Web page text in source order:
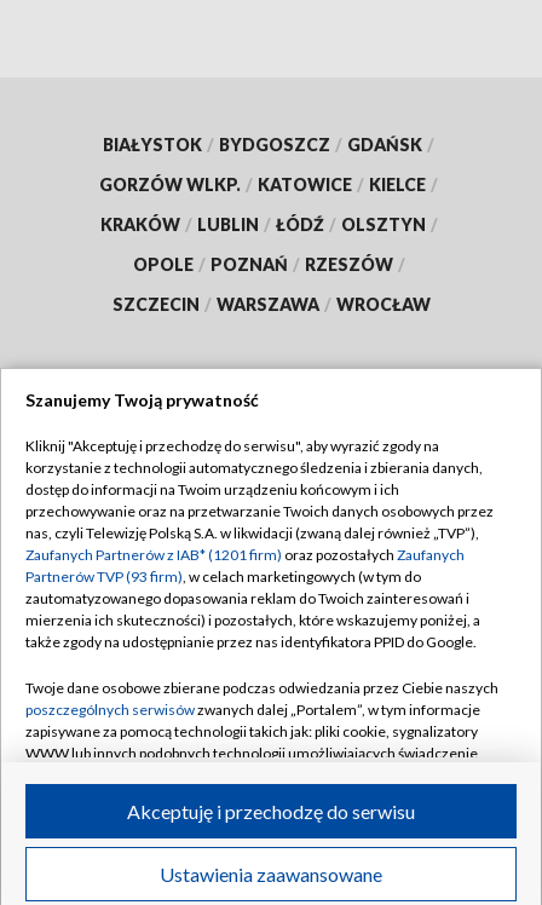
BIAŁYSTOK / BYDGOSZCZ / GDAŃSK /
GORZÓW WLKP. / KATOWICE / KIELCE /
KRAKÓW / LUBLIN / ŁÓDŹ / OLSZTYN /
OPOLE / POZNAŃ / RZESZÓW /
SZCZECIN / WARSZAWA / WROCŁAW
TVP
Abonament TVP
Emisja w TVP
Centrum informacji TVP
Naziemna Telewizja Cyfrowa
Rada Programowa
System NOS
Informacje o nadawcy
Program dla prasy
Ogłoszenie przetargowe
Regulamin TVP
Polityka prywatności
Moje zgody
Pomoc
Kontakt
Kanały
©2026 Telewizja Polska S.A. w likwidacji
Szanujemy Twoją prywatność
Kliknij "Akceptuję i przechodzę do serwisu", aby wyrazić zgody na
korzystanie z technologii automatycznego śledzenia i zbierania danych,
dostęp do informacji na Twoim urządzeniu końcowym i ich
przechowywanie oraz na przetwarzanie Twoich danych osobowych przez
nas, czyli Telewizję Polską S.A. w likwidacji (zwaną dalej również „TVP”),
Zaufanych Partnerów z IAB* (1201 firm) oraz pozostałych Zaufanych
Partnerów TVP (93 firm), w celach marketingowych (w tym do
zautomatyzowanego dopasowania reklam do Twoich zainteresowań i
mierzenia ich skuteczności) i pozostałych, które wskazujemy poniżej, a
także zgody na udostępnianie przez nas identyfikatora PPID do Google.
Twoje dane osobowe zbierane podczas odwiedzania przez Ciebie naszych
poszczególnych serwisówzwanych dalej „Portalem”, w tym informacje
zapisywane za pomocą technologii takich jak: pliki cookie, sygnalizatory
WWW lub innych podobnych technologii umożliwiających świadczenie
ruchu w Internecie.
Twoje dane osobowe zbierane podczas odwiedzania przez Ciebie
poszczególnych serwisówna Portalu, takie jak adresy IP, identyfikatory
Ustawienia zaawansowane
Akceptuję i przechodzę do serwisu